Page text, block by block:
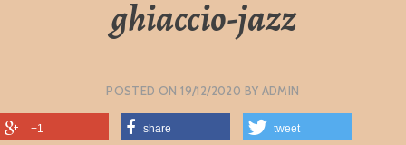
ghiaccio-jazz
POSTED ON19/12/2020 BY ADMIN
+1 share tweet